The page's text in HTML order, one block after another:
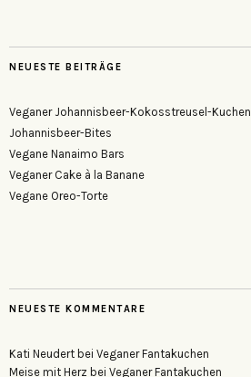
NEUESTE BEITRÄGE
Veganer Johannisbeer-Kokosstreusel-Kuchen
Johannisbeer-Bites
Vegane Nanaimo Bars
Veganer Cake à la Banane
Vegane Oreo-Torte
NEUESTE KOMMENTARE
Kati Neudert bei Veganer Fantakuchen
Meise mit Herz bei Veganer Fantakuchen